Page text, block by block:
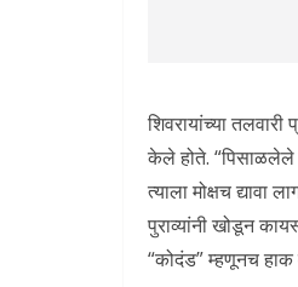
शिवरायांच्या
केले होते. “पिसाळलेले
त्याला मोक्षच द्यावा
पुराव्यांनी खोडून
“कोदंड” म्हणूनच